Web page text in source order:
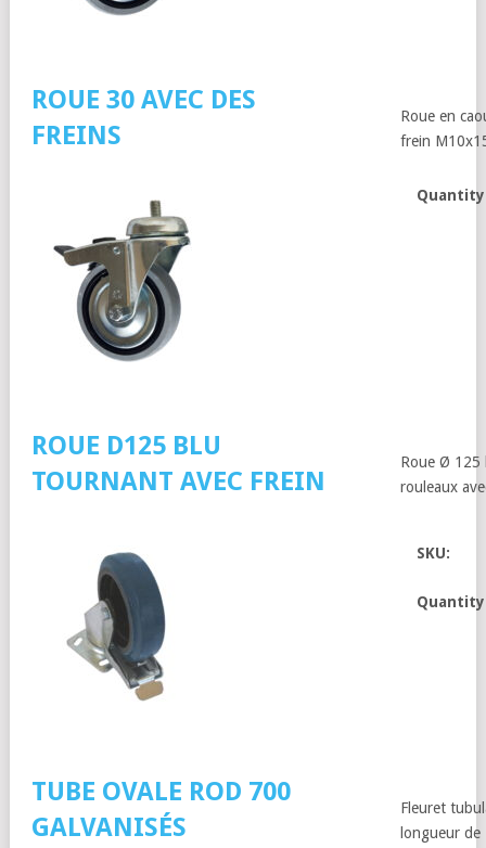
ROUE 30 AVEC DES
FREINS
Roue en
frein
ROUE D125 BLU
TOURNANT AVEC FREIN
Roue Ø 125
rouleaux
SKU:
TUBE OVALE ROD 700
GALVANISÉS
Fleuret
longueur